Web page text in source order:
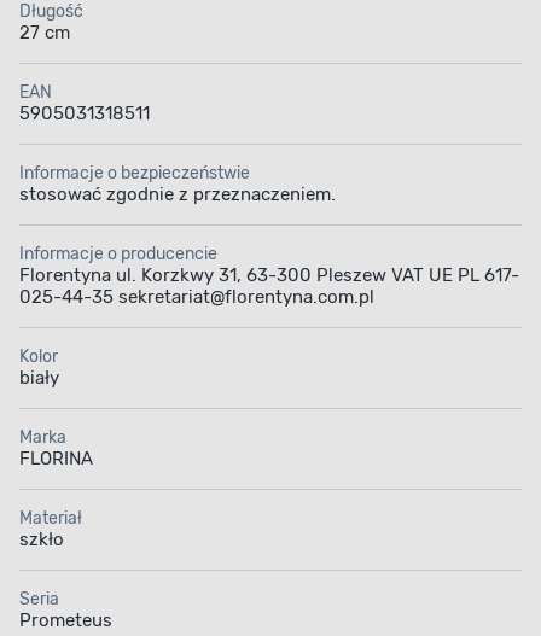
Długość
27 cm
EAN
5905031318511
Informacje o bezpieczeństwie
stosować zgodnie z przeznaczeniem.
Informacje o producencie
Florentyna ul. Korzkwy 31, 63-300 Pleszew VAT UE PL 617-
025-44-35 sekretariat@florentyna.com.pl
Kolor
biały
Marka
FLORINA
Materiał
szkło
Seria
Prometeus